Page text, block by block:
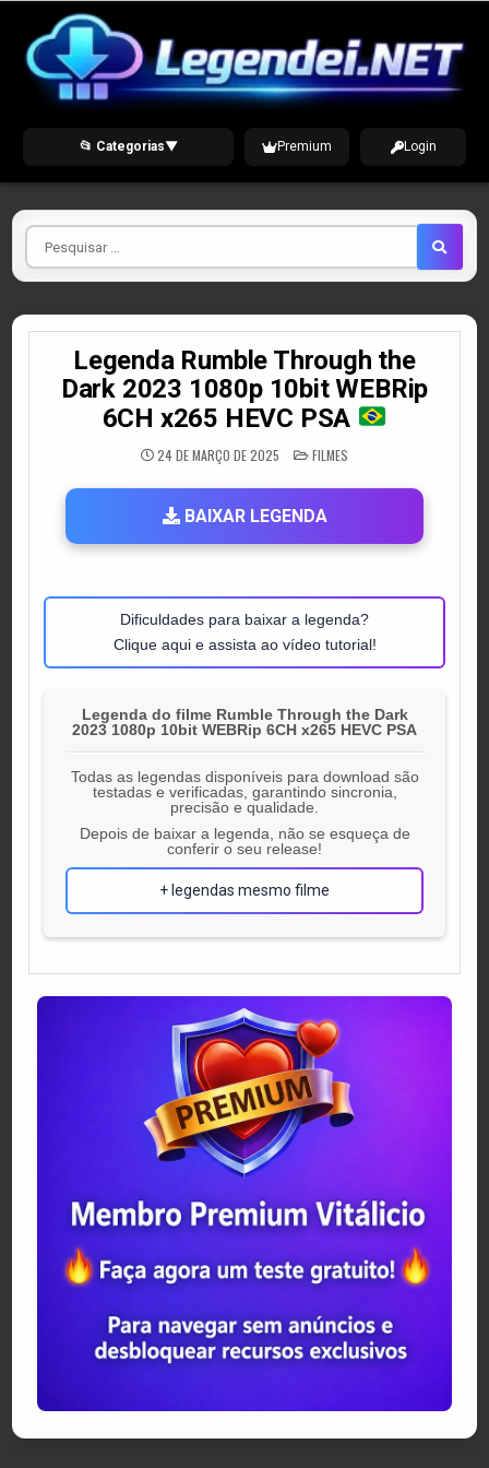
content
📂 Categorias▼ Premium Login
Pesquisar
por
Legenda Rumble Through the
Dark 2023 1080p 10bit WEBRip
6CH x265 HEVC PSA
24 DE MARÇO DE 2025 POSTED
IN
FILMES
BAIXAR LEGENDA
Dificuldades para baixar a legenda?
Clique aqui e assista ao vídeo tutorial!
Legenda do filme Rumble Through the Dark
2023 1080p 10bit WEBRip 6CH x265 HEVC PSA
Todas as legendas disponíveis para download são
testadas e verificadas, garantindo sincronia,
precisão e qualidade.
Depois de baixar a legenda, não se esqueça de
conferir o seu release!
+ legendas mesmo filme